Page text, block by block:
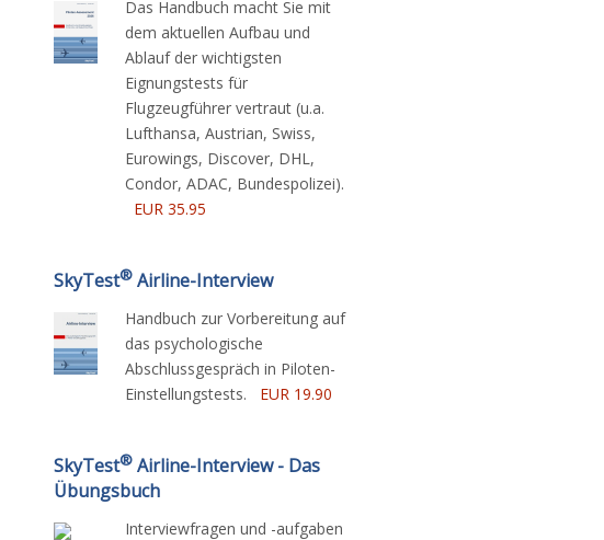
Das Handbuch macht Sie mit
dem aktuellen Aufbau und
Ablauf der wichtigsten
Eignungstests für
Flugzeugführer vertraut (u.a.
Lufthansa, Austrian, Swiss,
Eurowings, Discover, DHL,
Condor, ADAC, Bundespolizei).
EUR 35.95
SkyTest® Airline-Interview
Handbuch zur Vorbereitung auf
das psychologische
Abschlussgespräch in Piloten-
Einstellungstests. EUR 19.90
SkyTest® Airline-Interview - Das
Übungsbuch
Interviewfragen und -aufgaben